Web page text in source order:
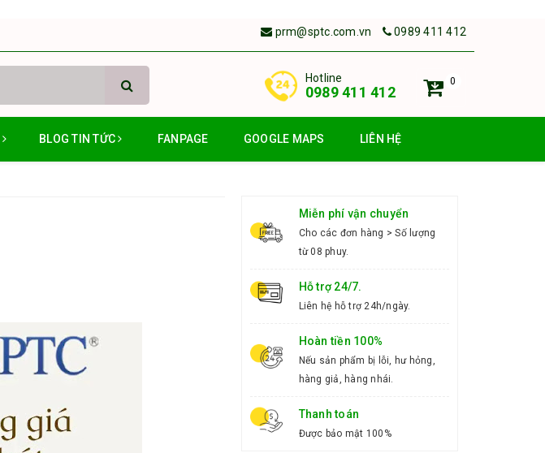
prm@sptc.com.vn 0989 411 412
0
Hotline
0989 411 412
BLOG TIN TỨC FANPAGE GOOGLE MAPS LIÊN HỆ
Miễn phí vận chuyển
Cho các đơn hàng > Số lượng
từ 08 phuy.
Hỗ trợ 24/7.
Liên hệ hỗ trợ 24h/ngày.
Hoàn tiền 100%
Nếu sản phẩm bị lỗi, hư hỏng,
hàng giả, hàng nhái.
Thanh toán
Được bảo mật 100%